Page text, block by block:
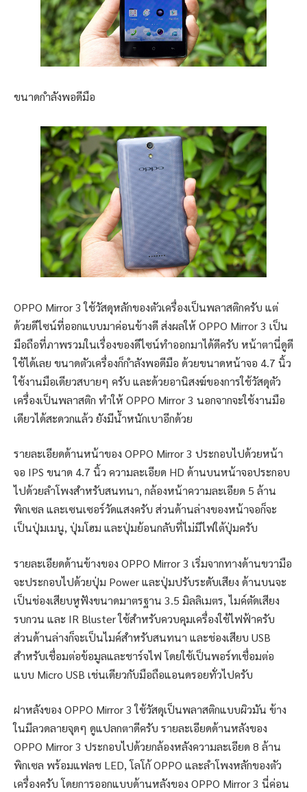
ขนาดกำลังพอดีมือ
OPPO Mirror 3 ใช้วัสดุหลักของตัวเครื่องเป็นพลาสติกครับ แต่
ด้วยดีไซน์ที่ออกแบบมาค่อนข้างดี ส่งผลให้ OPPO Mirror 3 เป็น
มือถือที่ภาพรวมในเรื่องของดีไซน์ทำออกมาได้ดีครับ หน้าตานี่ดูดี
ใช้ได้เลย ขนาดตัวเครื่องก็กำลังพอดีมือ ด้วยขนาดหน้าจอ 4.7 นิ้ว
ใช้งานมือเดียวสบายๆ ครับ และด้วยอานิสงฆ์ของการใช้วัสดุตัว
เครื่องเป็นพลาสติก ทำให้ OPPO Mirror 3 นอกจากจะใช้งานมือ
เดียวได้สะดวกแล้ว ยังมีน้ำหนักเบาอีกด้วย
รายละเอียดด้านหน้าของ OPPO Mirror 3 ประกอบไปด้วยหน้า
จอ IPS ขนาด 4.7 นิ้ว ความละเอียด HD ด้านบนหน้าจอประกอบ
ไปด้วยลำโพงสำหรับสนทนา, กล้องหน้าความละเอียด 5 ล้าน
พิกเซล และเซนเซอร์วัดแสงครับ ส่วนด้านล่างของหน้าจอก็จะ
เป็นปุ่มเมนู, ปุ่มโฮม และปุ่มย้อนกลับที่ไม่มีไฟใต้ปุ่มครับ
รายละเอียดด้านข้างของ OPPO Mirror 3 เริ่มจากทางด้านขวามือ
จะประกอบไปด้วยปุ่ม Power และปุ่มปรับระดับเสียง ด้านบนจะ
เป็นช่องเสียบหูฟังขนาดมาตรฐาน 3.5 มิลลิเมตร, ไมค์ตัดเสียง
รบกวน และ IR Bluster ใช้สำหรับควบคุมเครื่องใช้ไฟฟ้าครับ
ส่วนด้านล่างก็จะเป็นไมค์สำหรับสนทนา และช่องเสียบ USB
สำหรับเชื่อมต่อข้อมูลและชาร์จไฟ โดยใช้เป็นพอร์ทเชื่อมต่อ
แบบ Micro USB เช่นเดียวกับมือถือแอนดรอยทั่วไปครับ
ฝาหลังของ OPPO Mirror 3 ใช้วัสดุเป็นพลาสติกแบบผิวมัน ข้าง
ในมีลวดลายจุดๆ ดูแปลกตาดีครับ รายละเอียดด้านหลังของ
OPPO Mirror 3 ประกอบไปด้วยกล้องหลังความละเอียด 8 ล้าน
พิกเซล พร้อมแฟลช LED, โลโก้ OPPO และลำโพงหลักของตัว
เครื่องครับ โดยการออกแบบด้านหลังของ OPPO Mirror 3 นี่ค่อน